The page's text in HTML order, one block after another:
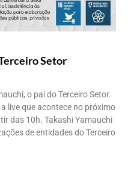
Setor
o pai do Terceiro Setor.
live que acontece no próximo
das 10h. Takashi Yamauchi
de entidades do Terceiro